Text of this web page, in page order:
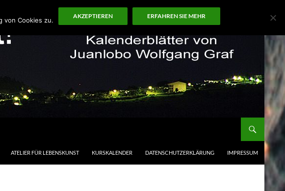
ATELIER FÜR LEBENSKUNST KURSKALENDER DATENSCHUTZERKLÄRUNG IMPRESSUM
von Cookies zu.
AKZEPTIEREN ERFAHREN SIE MEHR